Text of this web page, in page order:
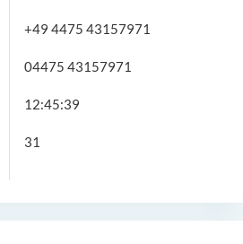
+49 4475 43157971
04475 43157971
12:45:39
31